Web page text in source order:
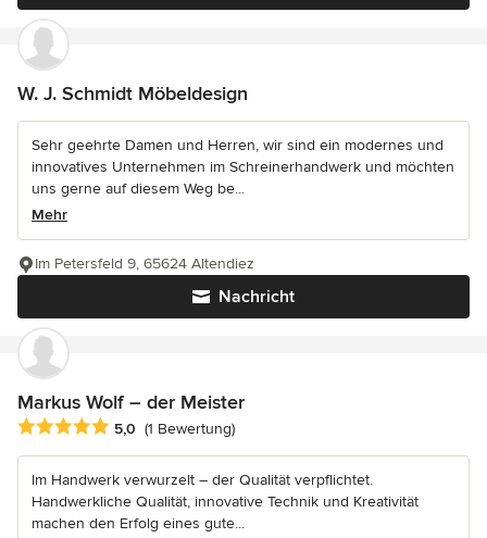
W. J. Schmidt Möbeldesign
Sehr geehrte Damen und Herren, wir sind ein modernes und
innovatives Unternehmen im Schreinerhandwerk und möchten
uns gerne auf diesem Weg be...
Mehr
Nachricht
Im Petersfeld 9, 65624 Altendiez
Markus Wolf – der Meister
Durchschnittliche Bewertung: 5 von 5 Sternen
5,0 (1 Bewertung)
Im Handwerk verwurzelt – der Qualität verpflichtet.
Handwerkliche Qualität, innovative Technik und Kreativität
machen den Erfolg eines gute...